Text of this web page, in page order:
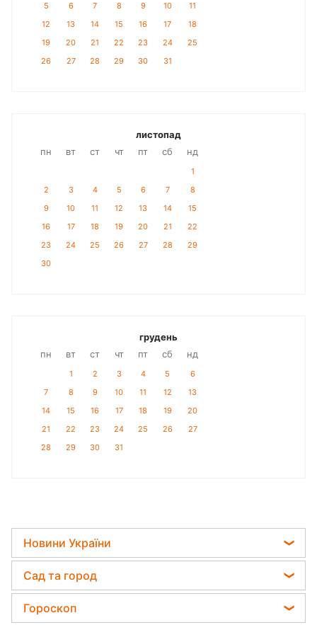
5
6 7 8 9 10
11
12
13 14 15 16 17
18
19
20 21 22 23 24
25
26
27 28 29 30 31
листопад
пн
вт ст чт пт сб нд
1
2
3 4 5 6 7
8
9
10 11 12 13 14
15
16
17 18 19 20 21
22
23
24 25 26 27 28
29
30
грудень
пн
вт ст чт пт сб нд
1 2 3 4 5
6
7
8 9 10 11 12
13
14
15 16 17 18 19
20
21
22 23 24 25 26
27
28
29 30 31
Новини України
Телеграм новини України
Пенсії в Україні
Мобілізація
Сад та город
Садівник назвав найефективніший засіб проти
бур'янів
Гороскоп